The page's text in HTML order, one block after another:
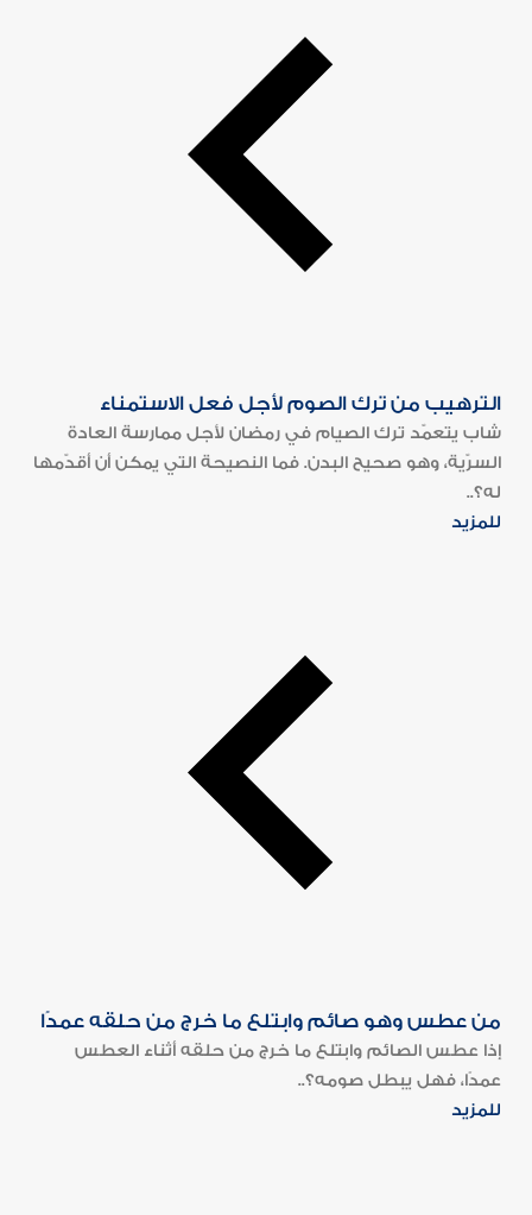
الترهيب من ترك الصوم لأجل فعل الاستمناء
شاب يتعمّد ترك الصيام في رمضان لأجل ممارسة العادة
السرّية، وهو صحيح البدن. فما النصيحة التي يمكن أن أقدّمها
له؟..
للمزيد
من عطس وهو صائم وابتلع ما خرج من حلقه عمدًا
إذا عطس الصائم وابتلع ما خرج من حلقه أثناء العطس
عمدًا، فهل يبطل صومه؟..
للمزيد